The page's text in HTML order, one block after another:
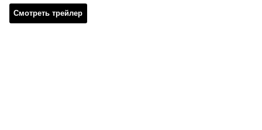
Смотреть трейлер